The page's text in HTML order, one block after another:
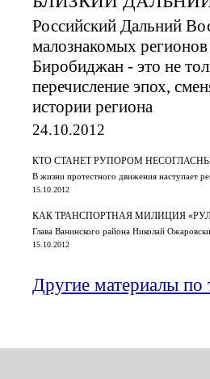
Российский Дальний
малознакомых
Биробиджан - это не
перечисление эпох,
истории региона
24.10.2012
КТО СТАНЕТ РУПОРОМ
В жизни протестного движения наступает
15.10.2012
КАК ТРАНСПОРТНАЯ МИЛИЦИЯ
Глава Ванинского района Николай
15.10.2012
Другие материалы